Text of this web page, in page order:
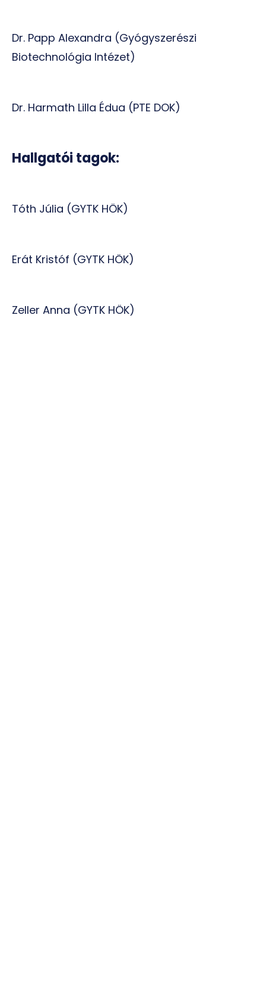
Dr. Papp Alexandra (Gyógyszerészi
Biotechnológia Intézet)
Dr. Harmath Lilla Édua (PTE DOK)
Hallgatói tagok:
Tóth Júlia (GYTK HÖK)
Erát Kristóf (GYTK HÖK)
Zeller Anna (GYTK HÖK)